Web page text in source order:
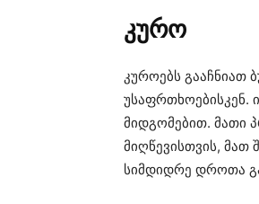
კურო
კუროებს გააჩნიათ
უსაფრთხოებისკენ.
მიდგომებით. მათი
მიღწევისთვის,
სიმდიდრე დროთა